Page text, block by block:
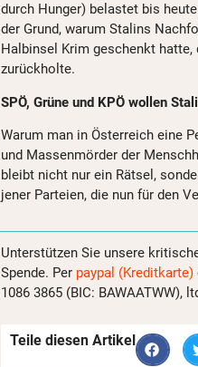
durch Hunger) belastet bis
der Grund, warum Stalins
Halbinsel Krim geschenkt
zurückholte.
SPÖ, Grüne und KPÖ wollen
Warum man in Österreich eine
und Massenmörder der
bleibt nicht nur ein Rätsel,
jener Parteien, die nun für den
Unterstützen Sie unsere
Spende. Per paypal (Kreditkarte)
1086 3865 (BIC: BAWAATWW),
Teile diesen Artikel